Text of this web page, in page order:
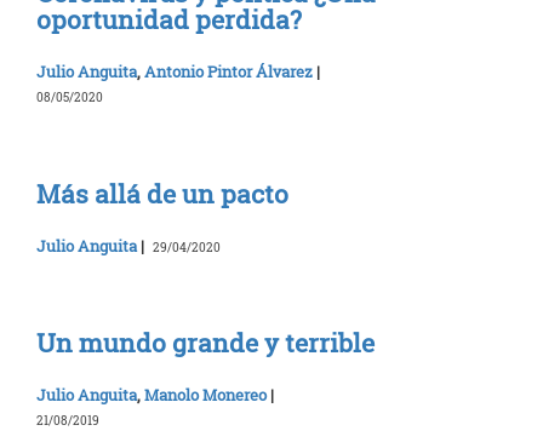
oportunidad perdida?
Julio Anguita,Antonio Pintor Álvarez |
08/05/2020
Más allá de un pacto
Julio Anguita | 29/04/2020
Un mundo grande y terrible
Julio Anguita,Manolo Monereo|
21/08/2019